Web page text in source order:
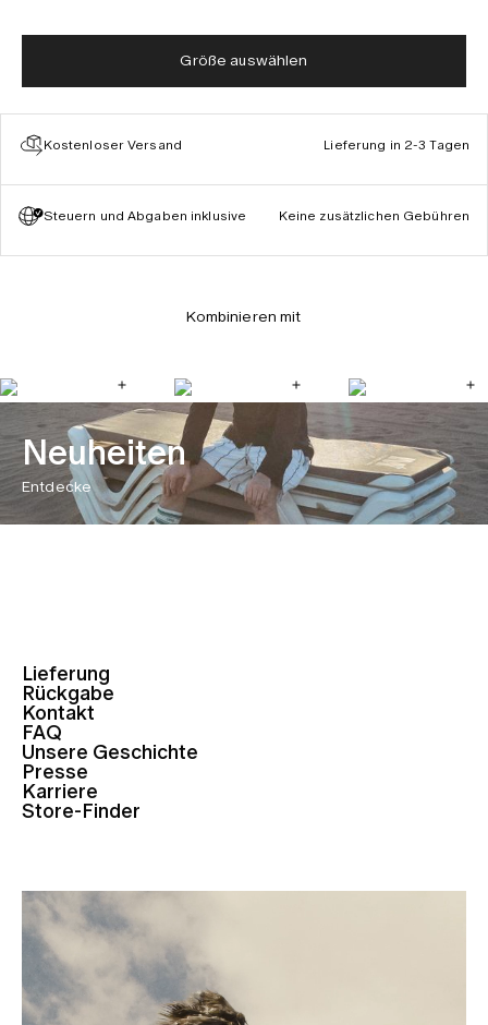
Größe auswählen
Kostenloser Versand Lieferung in 2-3 Tagen
Steuern und Abgaben inklusive Keine zusätzlichen Gebühren
Kombinieren mit
Neuheiten
Entdecke
Lieferung
Rückgabe
Kontakt
FAQ
Unsere Geschichte
Presse
Karriere
Store-Finder